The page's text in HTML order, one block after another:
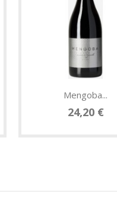
Mengoba...
24,20 €